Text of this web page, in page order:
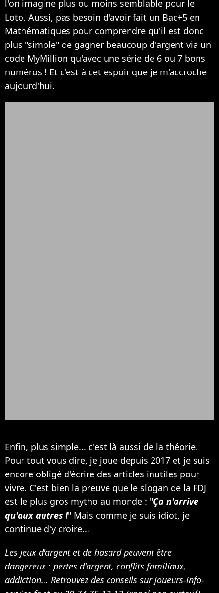
l'on imagine plus ou moins semblable pour le
Loto. Aussi, pas besoin d'avoir fait un Bac+5 en
Mathématiques pour comprendre qu'il est donc
plus "simple" de gagner beaucoup d'argent via un
code MyMillion qu'avec une série de 6 ou 7 bons
numéros ! Et c'est à cet espoir que je m'accroche
aujourd'hui.
Enfin, plus simple... c'est là aussi de la théorie.
Pour tout vous dire, je joue depuis 2017 et je suis
encore obligé d'écrire des articles inutiles pour
vivre. C'est bien la preuve que le slogan de la FDJ
est le plus gros mytho au monde : "Ça n'arrive
qu'aux autres !" Mais comme je suis idiot, je
continue d'y croire...
Les jeux d'argent et de hasard peuvent être
dangereux : pertes d'argent, conflits familiaux,
addiction... Retrouvez des conseils surjoueurs-info-